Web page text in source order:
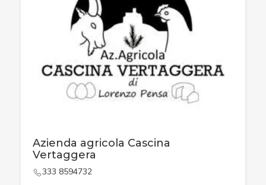
Azienda agricola Cascina
Vertaggera
333 8594732